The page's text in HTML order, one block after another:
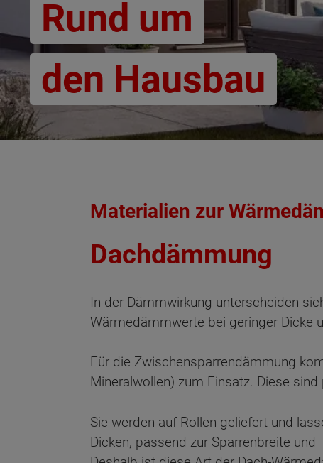
Rund um
den Hausbau
Materialien zur
Dachdämmung
In der Dämmwirkung unterscheiden
Wärmedämmwerte bei geringer Dicke
Für die Zwischensparrendämmung
Mineralwollen) zum Einsatz. Diese
Sie werden auf Rollen geliefert und
Dicken, passend zur Sparrenbreite